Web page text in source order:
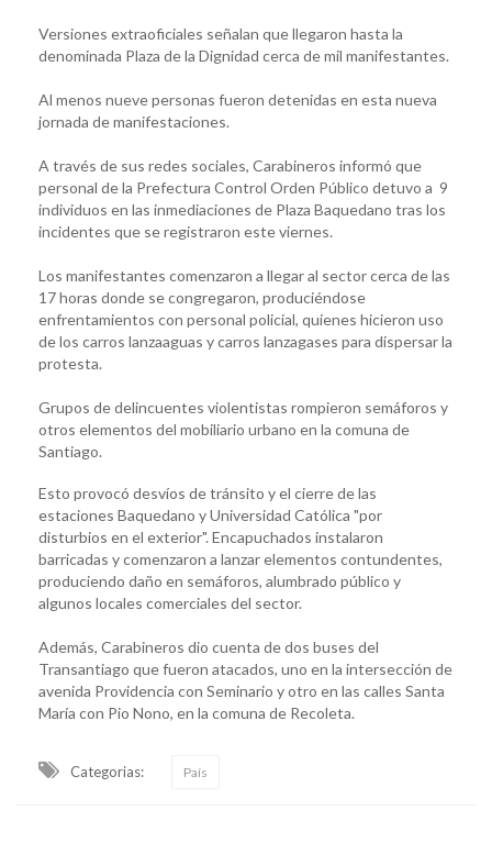
Versiones extraoficiales señalan que llegaron hasta la
denominada Plaza de la Dignidad cerca de mil manifestantes.
Al menos nueve personas fueron detenidas en esta nueva
jornada de manifestaciones.
A través de sus redes sociales, Carabineros informó que
personal de la Prefectura Control Orden Público detuvo a 9
individuos en las inmediaciones de Plaza Baquedano tras los
incidentes que se registraron este viernes.
Los manifestantes comenzaron a llegar al sector cerca de las
17 horas donde se congregaron, produciéndose
enfrentamientos con personal policial, quienes hicieron uso
de los carros lanzaaguas y carros lanzagases para dispersar la
protesta.
Grupos de delincuentes violentistas rompieron semáforos y
otros elementos del mobiliario urbano en la comuna de
Santiago.
Esto provocó desvíos de tránsito y el cierre de las
estaciones Baquedano y Universidad Católica "por
disturbios en el exterior". Encapuchados instalaron
barricadas y comenzaron a lanzar elementos contundentes,
produciendo daño en semáforos, alumbrado público y
algunos locales comerciales del sector.
Además, Carabineros dio cuenta de dos buses del
Transantiago que fueron atacados, uno en la intersección de
avenida Providencia con Seminario y otro en las calles Santa
María con Pio Nono, en la comuna de Recoleta.
Categorias: País